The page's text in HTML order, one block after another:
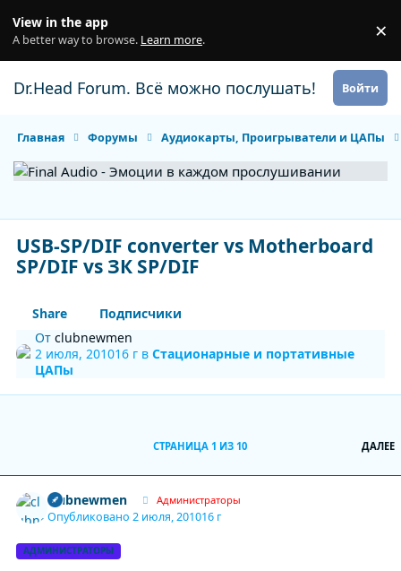
View in the app
A better way to browse. Learn more. ×
Dr.Head Forum. Всё можно послушать! Войти
Главная Форумы Аудиокарты, Проигрыватели и ЦАПы
USB-SP/DIF converter vs Motherboard
SP/DIF vs ЗК SP/DIF
Share
Подписчики
Отclubnewmen
2 июля, 201016 г вСтационарные и портативные
ЦАПы
ДАЛЕЕ
СТРАНИЦА 1 ИЗ 10
clubnewmen Администраторы
Опубликовано2 июля, 201016 г
АДМИНИСТРАТОРЫ